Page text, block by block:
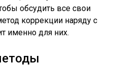
обсудить все свои
коррекции наряду с
именно для них.